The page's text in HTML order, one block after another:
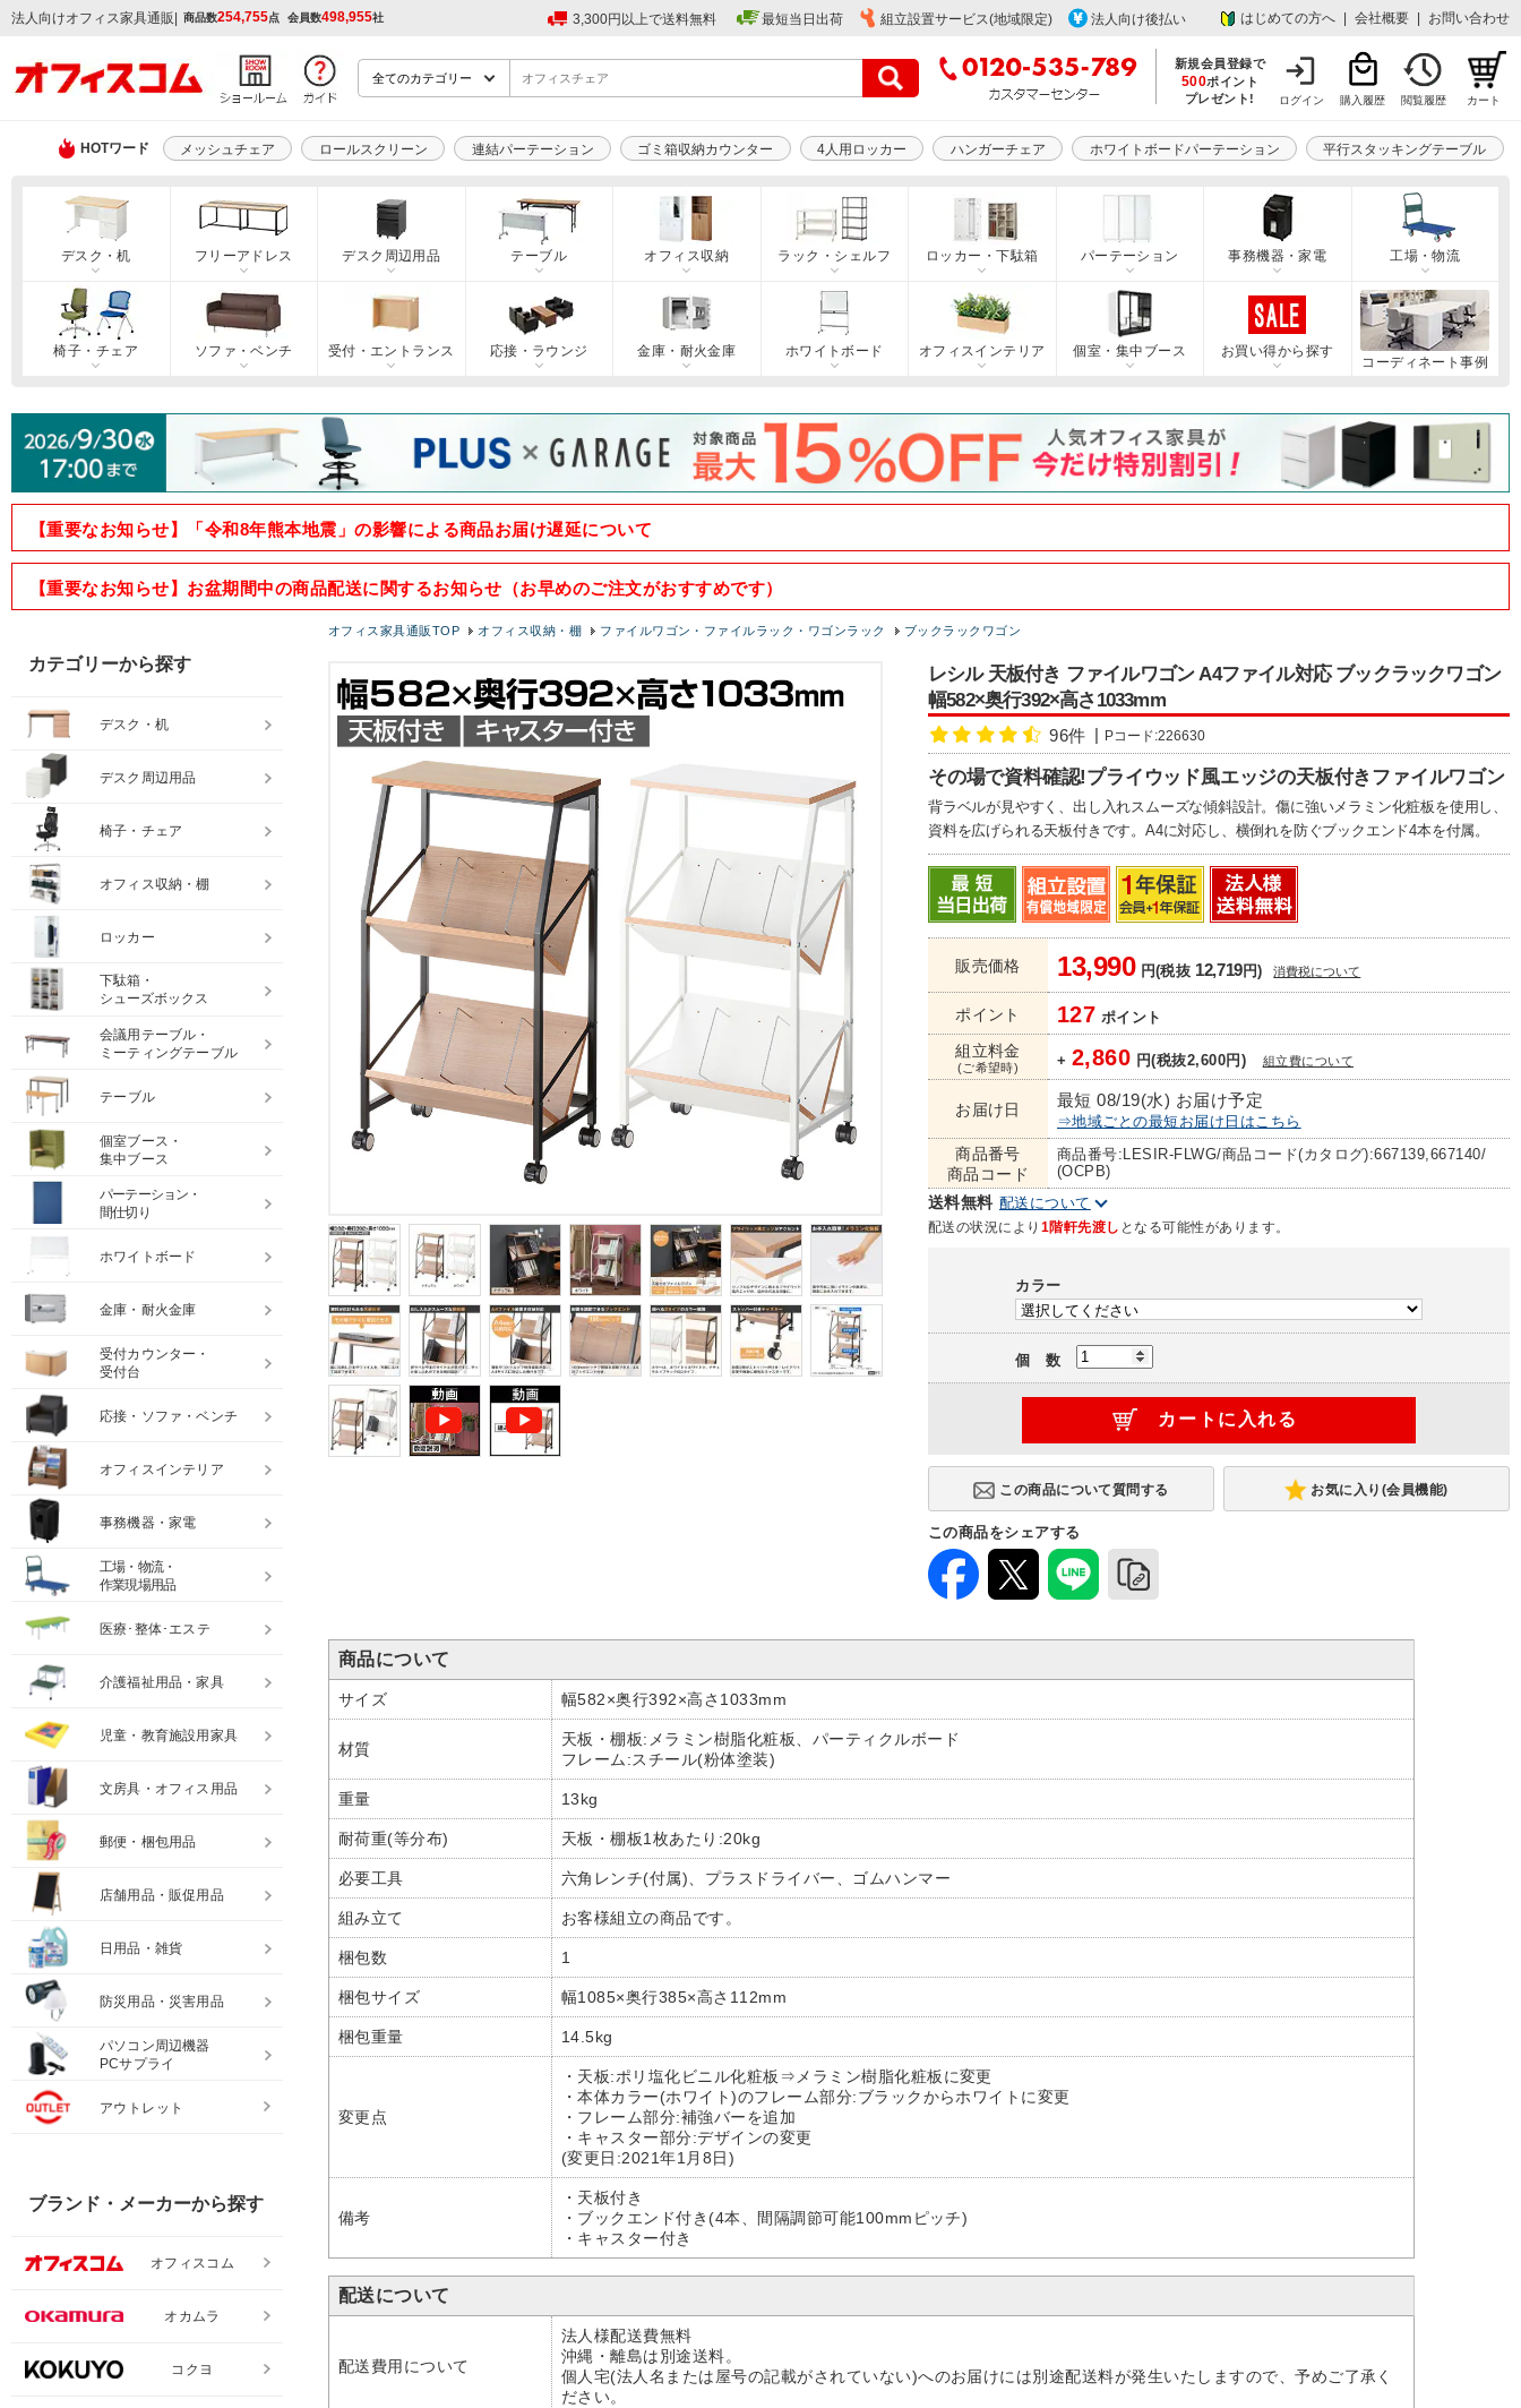
法人向けオフィス家具通販 | 商品数254,755点 会員数498,955社 3,300円以上で送料無料 最短当日出荷 組立設置サービス(地域限定) 法人向け後払い はじめての方へ 会社概要 お問い合わせ
新規会員登録で
500ポイント
プレゼント!
ログイン 購入履歴 閲覧履歴 カート
HOTワード メッシュチェア ロールスクリーン 連結パーテーション ゴミ箱収納カウンター 4人用ロッカー ハンガーチェア ホワイトボードパーテーション 平行スタッキングテーブル
デスク・机 フリーアドレス デスク周辺用品 テーブル オフィス収納 ラック・シェルフ ロッカー・下駄箱 パーテーション 事務機器・家電 工場・物流
椅子・チェア ソファ・ベンチ 受付・エントランス 応接・ラウンジ 金庫・耐火金庫 ホワイトボード オフィスインテリア 個室・集中ブース
お買い得から探す
コーディネート事例
【重要なお知らせ】「令和8年熊本地震」の影響による商品お届け遅延について
【重要なお知らせ】お盆期間中の商品配送に関するお知らせ（お早めのご注文がおすすめです）
オフィス家具通販TOP オフィス収納・棚 ファイルワゴン・ファイルラック・ワゴンラック ブックラックワゴン
レシル 天板付き ファイルワゴン A4ファイル対応 ブックラックワゴン
幅582×奥行392×高さ1033mm
96件 Pコード:226630
その場で資料確認!プライウッド風エッジの天板付きファイルワゴン
背ラベルが見やすく、出し入れスムーズな傾斜設計。傷に強いメラミン化粧板を使用し、
資料を広げられる天板付きです。A4に対応し、横倒れを防ぐブックエンド4本を付属。
販売価格 13,990円(税抜 12,719円) 消費税について
ポイント 127 ポイント
組立料金
(ご希望時) + 2,860 円(税抜2,600円) 組立費について
お届け日 最短 08/19(水) お届け予定
⇒地域ごとの最短お届け日はこちら
商品番号
商品コード
商品番号:LESIR-FLWG/商品コード(カタログ):667139,667140/
(OCPB)
送料無料 配送について
配送の状況により 1階軒先渡し となる可能性があります。
カラー
個 数
お気に入り(会員機能)
この商品をシェアする
商品について
サイズ 幅582×奥行392×高さ1033mm
材質
天板・棚板:メラミン樹脂化粧板、パーティクルボード
フレーム:スチール(粉体塗装)
重量 13kg
耐荷重(等分布) 天板・棚板1枚あたり:20kg
必要工具 六角レンチ(付属)、プラスドライバー、ゴムハンマー
組み立て お客様組立の商品です。
梱包数 1
梱包サイズ 幅1085×奥行385×高さ112mm
梱包重量 14.5kg
変更点
・天板:ポリ塩化ビニル化粧板⇒メラミン樹脂化粧板に変更
・本体カラー(ホワイト)のフレーム部分:ブラックからホワイトに変更
・フレーム部分:補強バーを追加
・キャスター部分:デザインの変更
(変更日:2021年1月8日)
備考
・天板付き
・ブックエンド付き(4本、間隔調節可能100mmピッチ)
・キャスター付き
配送について
配送費用について
法人様配送費無料
沖縄・離島は別途送料。
個人宅(法人名または屋号の記載がされていない)へのお届けには別途配送料が発生いたしますので、予めご了承く
ださい。
カテゴリーから探す
デスク・机
デスク周辺用品
椅子・チェア
オフィス収納・棚
ロッカー
下駄箱・
シューズボックス
会議用テーブル・
ミーティングテーブル
テーブル
個室ブース・
集中ブース
パーテーション・
間仕切り
ホワイトボード
金庫・耐火金庫
受付カウンター・
受付台
応接・ソファ・ベンチ
オフィスインテリア
事務機器・家電
工場・物流・
作業現場用品
医療･整体･エステ
介護福祉用品・家具
児童・教育施設用家具
文房具・オフィス用品
郵便・梱包用品
店舗用品・販促用品
日用品・雑貨
防災用品・災害用品
パソコン周辺機器
PCサプライ
アウトレット
ブランド・メーカーから探す
オフィスコム
オカムラ
コクヨ